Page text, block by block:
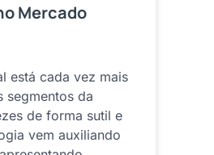
Mercado
está cada vez mais
segmentos da
de forma sutil e
vem auxiliando